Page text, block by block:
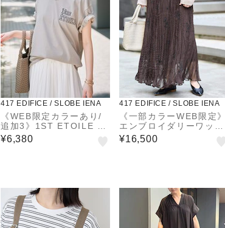
417 EDIFICE / SLOBE IENA
《WEB限定カラーあり/
追加3》1ST ETOILE T
シャツ
¥6,380
417 EDIFICE / SLOBE IENA
《一部カラーWEB限定》
エンブロイダリーワッシ
ャープリーツスカート
¥16,500